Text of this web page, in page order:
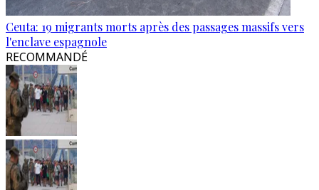
Ceuta: 19 migrants morts après des passages massifs vers
l'enclave espagnole
RECOMMANDÉ